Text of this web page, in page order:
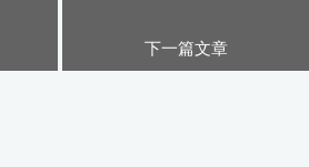
下一篇文章